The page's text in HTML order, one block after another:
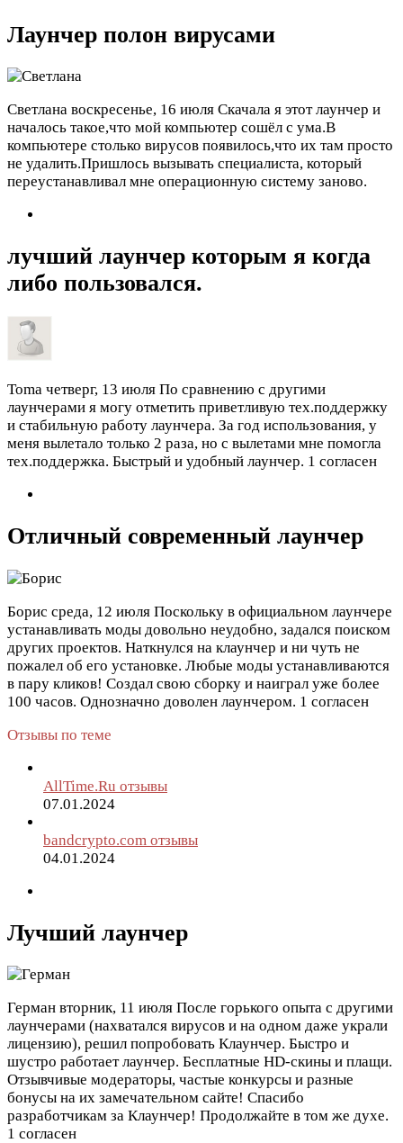
Лаунчер полон вирусами
Светлана воскресенье, 16 июля Скачала я этот лаунчер и
началось такое,что мой компьютер сошёл с ума.В
компьютере столько вирусов появилось,что их там просто
не удалить.Пришлось вызывать специалиста, который
переустанавливал мне операционную систему заново.
лучший лаунчер которым я когда
либо пользовался.
Toma четверг, 13 июля По сравнению с другими
лаунчерами я могу отметить приветливую тех.поддержку
и стабильную работу лаунчера. За год использования, у
меня вылетало только 2 раза, но с вылетами мне помогла
тех.поддержка. Быстрый и удобный лаунчер. 1 согласен
Отличный современный лаунчер
Борис среда, 12 июля Поскольку в официальном лаунчере
устанавливать моды довольно неудобно, задался поиском
других проектов. Наткнулся на клаунчер и ни чуть не
пожалел об его установке. Любые моды устанавливаются
в пару кликов! Создал свою сборку и наиграл уже более
100 часов. Однозначно доволен лаунчером. 1 согласен
Отзывы по теме
AllTime.Ru отзывы
07.01.2024
bandcrypto.com отзывы
04.01.2024
Лучший лаунчер
Герман вторник, 11 июля После горького опыта с другими
лаунчерами (нахватался вирусов и на одном даже украли
лицензию), решил попробовать Клаунчер. Быстро и
шустро работает лаунчер. Бесплатные HD-скины и плащи.
Отзывчивые модераторы, частые конкурсы и разные
бонусы на их замечательном сайте! Спасибо
разработчикам за Клаунчер! Продолжайте в том же духе.
1 согласен